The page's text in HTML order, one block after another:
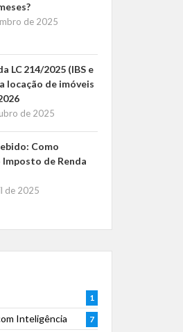
de 2025
LC 214/2025 (IBS e
locação de imóveis
de 2025
Como
de Renda
de 2025
1
Inteligência 7